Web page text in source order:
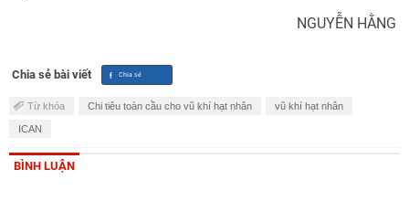
NGUYỄN HẰNG
Chia sẻ bài viết
Từ khóa Chi tiêu toàn cầu cho vũ khí hạt nhân vũ khí hạt nhân
ICAN
BÌNH LUẬN